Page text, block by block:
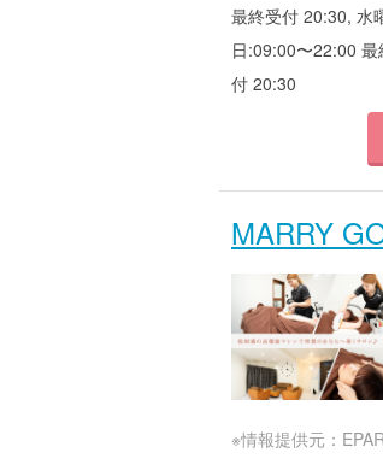
最終受付 20:30, 水
日:09:00〜22:00
付 20:30
MARRY
※情報提供元：